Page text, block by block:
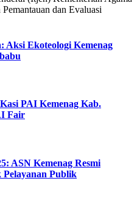
dan Evaluasi
Aksi Ekoteologi Kemenag
PAI Kemenag Kab.
Fair
ASN Kemenag Resmi
Publik